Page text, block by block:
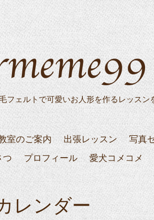
フェルトで可愛いお人形を作るレッス
室のご案内 出張レッスン
写真
つ プロフィール 愛犬コメコメ
レンダー